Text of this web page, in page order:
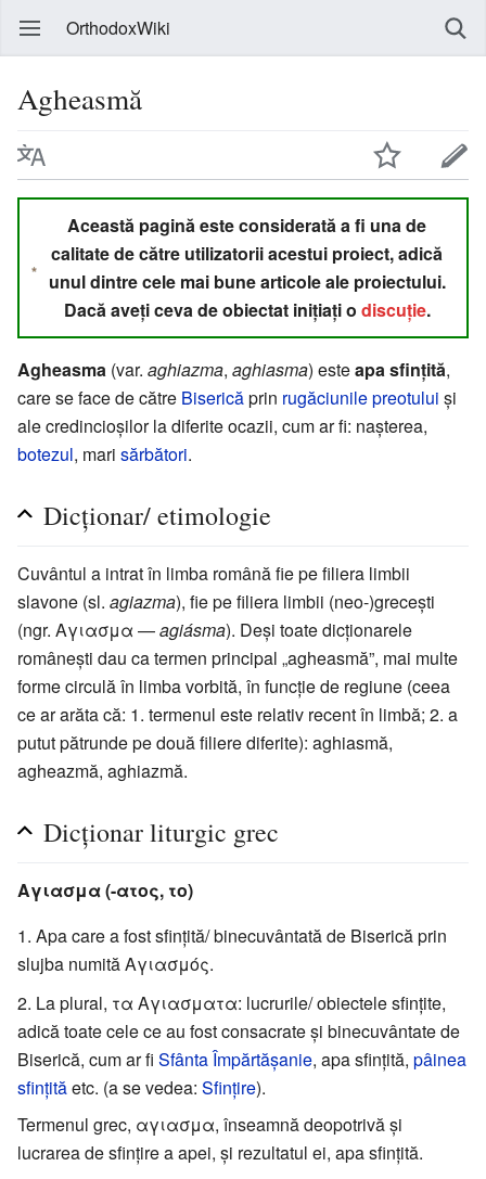
OrthodoxWiki
Agheasmă
Această pagină este considerată a fi una de
calitate de către utilizatorii acestui proiect, adică
unul dintre cele mai bune articole ale proiectului.
Dacă aveți ceva de obiectat inițiați o discuție.
Agheasma (var. aghiazma, aghiasma) esteapa sfințită,
care se face de către Bisericăprin rugăciunilepreotului și
ale credincioșilor la diferite ocazii, cum ar fi: nașterea,
botezul, mari sărbători.
Dicționar/ etimologie
Cuvântul a intrat în limba română fie pe filiera limbii
slavone (sl. agiazma), fie pe filiera limbii (neo-)grecești
(ngr. Αγιασμα —agiásma). Deși toate dicționarele
românești dau ca termen principal „agheasmă”, mai multe
forme circulă în limba vorbită, în funcție de regiune (ceea
ce ar arăta că: 1. termenul este relativ recent în limbă; 2. a
putut pătrunde pe două filiere diferite): aghiasmă,
agheazmă, aghiazmă.
Dicționar liturgic grec
Αγιασμα (-ατος, το)
Apa care a fost sfințită/ binecuvântată de Biserică prin
slujba numită Αγιασμός.
La plural, τα Αγιασματα: lucrurile/ obiectele sfințite,
adică toate cele ce au fost consacrate și binecuvântate de
Biserică, cum ar fi Sfânta Împărtășanie, apa sfințită, pâinea
sfințităetc. (a se vedea: Sfințire).
Termenul grec, αγιασμα, înseamnă deopotrivă și
lucrarea de sfințire a apei, și rezultatul ei, apa sfințită.